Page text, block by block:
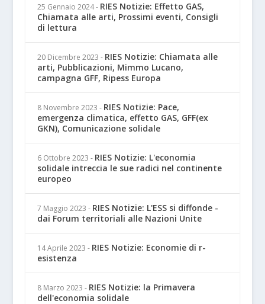
25 Gennaio 2024 - RIES Notizie: Effetto GAS,
Chiamata alle arti, Prossimi eventi, Consigli
di lettura
20 Dicembre 2023 - RIES Notizie: Chiamata alle
arti, Pubblicazioni, Mimmo Lucano,
campagna GFF, Ripess Europa
8 Novembre 2023 - RIES Notizie: Pace,
emergenza climatica, effetto GAS, GFF(ex
GKN), Comunicazione solidale
6 Ottobre 2023 - RIES Notizie: L'economia
solidale intreccia le sue radici nel continente
europeo
7 Maggio 2023 - RIES Notizie: L'ESS si diffonde -
dai Forum territoriali alle Nazioni Unite
14 Aprile 2023 - RIES Notizie: Economie di r-
esistenza
8 Marzo 2023 - RIES Notizie: la Primavera
dell'economia solidale